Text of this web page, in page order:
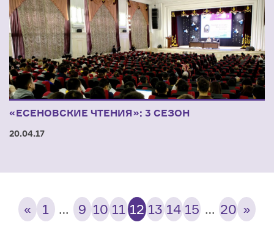
«ЕСЕНОВСКИЕ ЧТЕНИЯ»: 3 СЕЗОН
20.04.17
« 1 … 9 10 11 12 13 14 15 … 20 »